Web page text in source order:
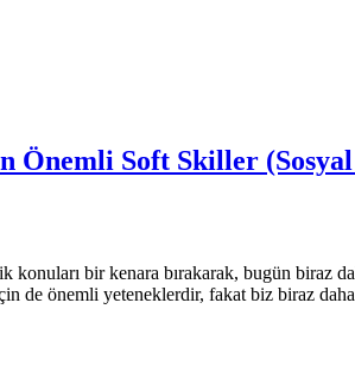
Önemli Soft Skiller
konuları bir kenara bırakarak, bugün biraz
de önemli yeteneklerdir, fakat biz biraz